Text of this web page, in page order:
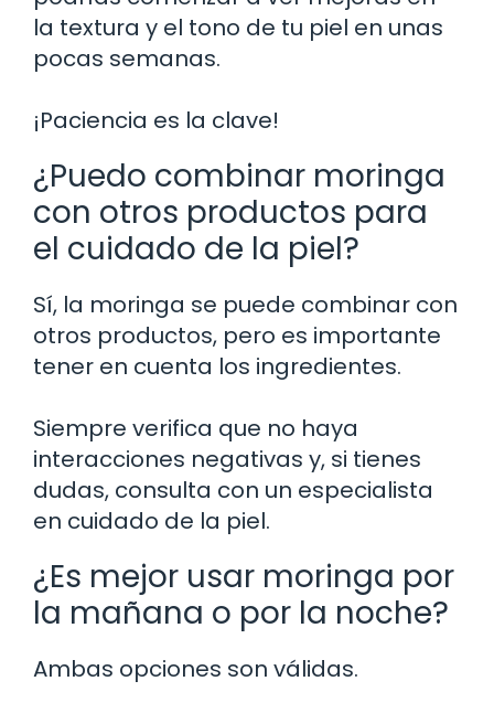
la textura y el tono de tu piel en unas
pocas semanas.
¡Paciencia es la clave!
¿Puedo combinar moringa
con otros productos para
el cuidado de la piel?
Sí, la moringa se puede combinar con
otros productos, pero es importante
tener en cuenta los ingredientes.
Siempre verifica que no haya
interacciones negativas y, si tienes
dudas, consulta con un especialista
en cuidado de la piel.
¿Es mejor usar moringa por
la mañana o por la noche?
Ambas opciones son válidas.